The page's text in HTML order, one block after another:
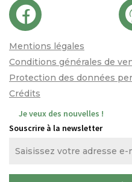
Mentions légales
Conditions générales de
Protection des données
Crédits
Je veux des nouvelles !
Souscrire à la newsletter